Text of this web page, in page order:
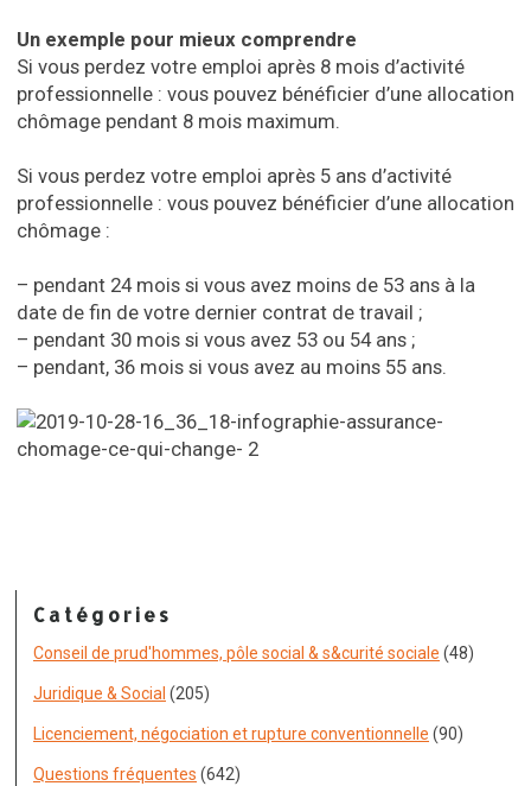
Un exemple pour mieux comprendre
Si vous perdez votre emploi après 8 mois d’activité
professionnelle : vous pouvez bénéficier d’une allocation
chômage pendant 8 mois maximum.
Si vous perdez votre emploi après 5 ans d’activité
professionnelle : vous pouvez bénéficier d’une allocation
chômage :
– pendant 24 mois si vous avez moins de 53 ans à la
date de fin de votre dernier contrat de travail ;
– pendant 30 mois si vous avez 53 ou 54 ans ;
– pendant, 36 mois si vous avez au moins 55 ans.
Catégories
Conseil de prud'hommes, pôle social & s&curité sociale (48)
Juridique & Social (205)
Licenciement, négociation et rupture conventionnelle (90)
Questions fréquentes (642)